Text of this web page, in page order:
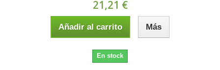
21,21 €
Añadir al carrito Más
En stock